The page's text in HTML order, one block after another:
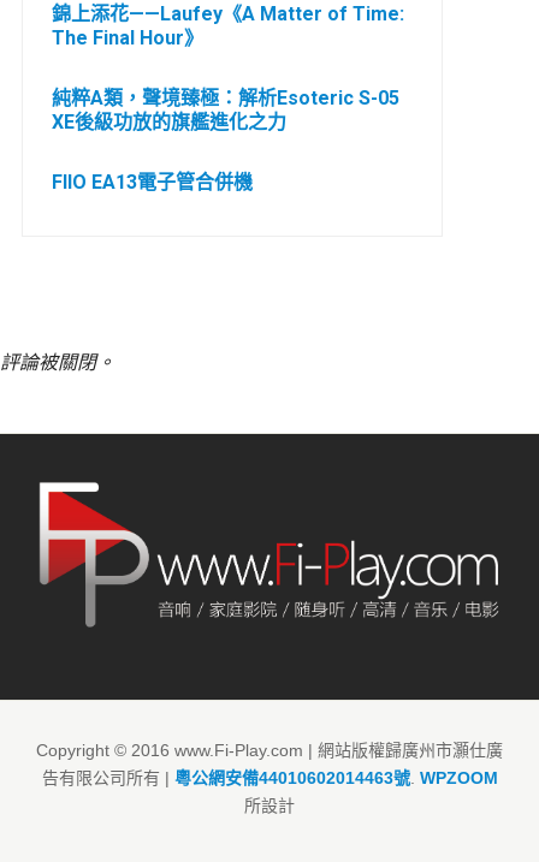
錦上添花——Laufey《A Matter of Time:
The Final Hour》
純粹A類，聲境臻極：解析Esoteric S-05
XE後級功放的旗艦進化之力
FIIO EA13電子管合併機
評論被關閉。
Copyright © 2016 www.Fi-Play.com | 網站版權歸廣州市灝仕廣
告有限公司所有 | 粵公網安備44010602014463號. WPZOOM
所設計